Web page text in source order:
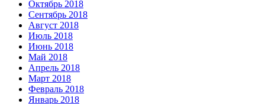
Октябрь 2018
Сентябрь 2018
Август 2018
Июль 2018
Июнь 2018
Май 2018
Апрель 2018
Март 2018
Февраль 2018
Январь 2018